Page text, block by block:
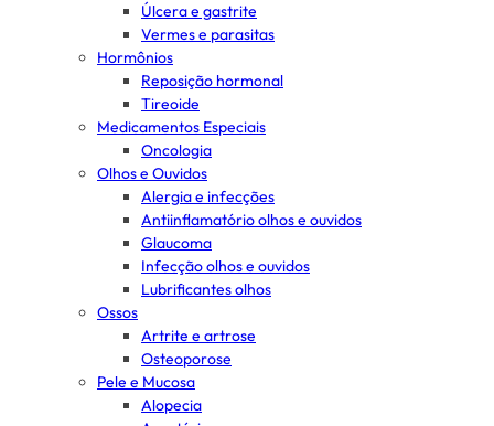
Úlcera e gastrite
Vermes e parasitas
Hormônios
Reposição hormonal
Tireoide
Medicamentos Especiais
Oncologia
Olhos e Ouvidos
Alergia e infecções
Antiinflamatório olhos e ouvidos
Glaucoma
Infecção olhos e ouvidos
Lubrificantes olhos
Ossos
Artrite e artrose
Osteoporose
Pele e Mucosa
Alopecia